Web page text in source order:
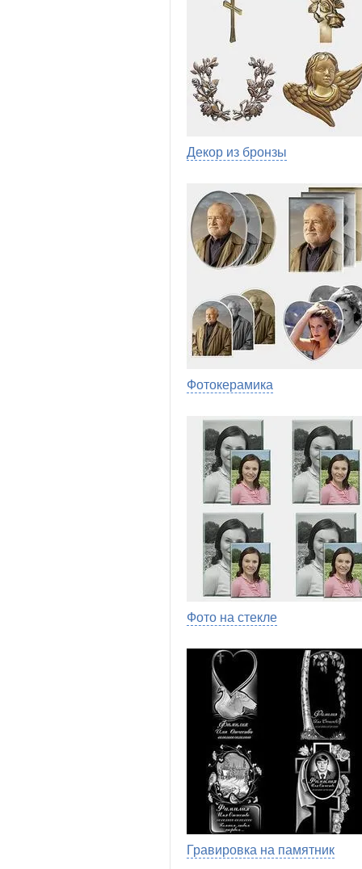
Декор из бронзы
Фотокерамика
Фото на стекле
Гравировка на памятник